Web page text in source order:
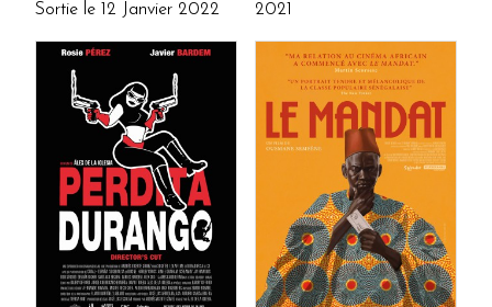
Sortie le 12 Janvier 2022
2021